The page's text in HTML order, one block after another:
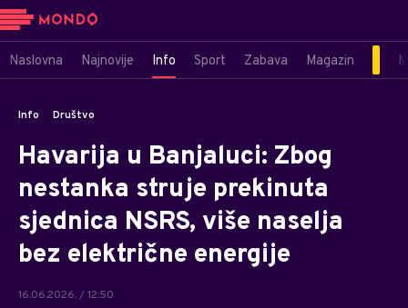
Naslovna Najnovije Info Sport Zabava Magazin
Info Društvo
Havarija u Banjaluci: Zbog
nestanka struje prekinuta
sjednica NSRS, više naselja
bez električne energije
16.06.2026. / 12:50